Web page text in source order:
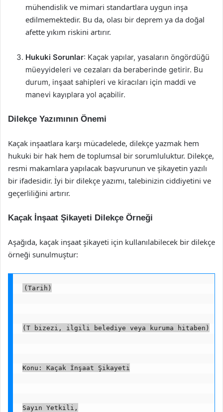
mühendislik ve mimari standartlara uygun inşa
edilmemektedir. Bu da, olası bir deprem ya da doğal
afette yıkım riskini artırır.
Hukuki Sorunlar: Kaçak yapılar, yasaların öngördüğü
müeyyideleri ve cezaları da beraberinde getirir. Bu
durum, inşaat sahipleri ve kiracıları için maddi ve
manevi kayıplara yol açabilir.
Dilekçe Yazımının Önemi
Kaçak inşaatlara karşı mücadelede, dilekçe yazmak hem
hukuki bir hak hem de toplumsal bir sorumluluktur. Dilekçe,
resmi makamlara yapılacak başvurunun ve şikayetin yazılı
bir ifadesidir. İyi bir dilekçe yazımı, talebinizin ciddiyetini ve
geçerliliğini artırır.
Kaçak İnşaat Şikayeti Dilekçe Örneği
Aşağıda, kaçak inşaat şikayeti için kullanılabilecek bir dilekçe
örneği sunulmuştur:
(Tarih)
(T bizezi, ilgili belediye veya kuruma hitaben)
Konu: Kaçak İnşaat Şikayeti
Sayın Yetkili,